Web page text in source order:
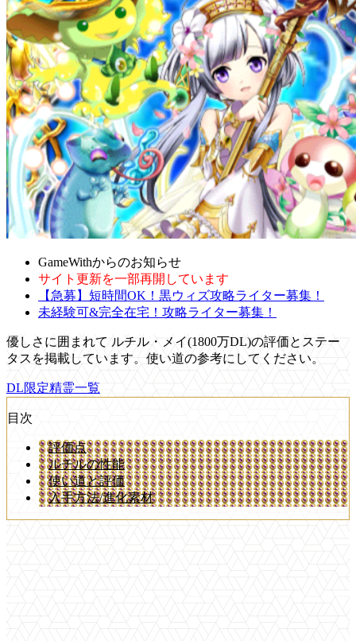
GameWithからのお知らせ
サイト更新を一部再開しています
【急募】短時間OK！黒ウィズ攻略ライター募集！
未経験可&完全在宅！攻略ライター募集！
優しさに囲まれて ルチル・メイ(1800万DL)の評価とステー
タスを掲載しています。使い道の参考にしてください。
DL限定精霊一覧
目次
評価点
ルチルの性能
使い道と評価
入手方法/進化素材